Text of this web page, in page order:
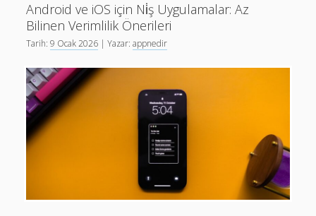
iOS
için
7
İnceleme
Android ve iOS için Ni̇ş Uygulamalar: Az
Bilinen Verimlilik Önerileri
Tarih:9 Ocak 2026 | Yazar:appnedir